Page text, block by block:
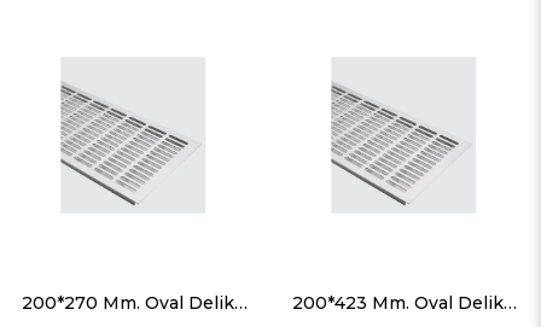
200*270 Mm. Oval Delikli Alüminyum Havalandırma Menfezi 200*423 Mm. Oval Delikli Alüminyum Havalandırma Menfezi